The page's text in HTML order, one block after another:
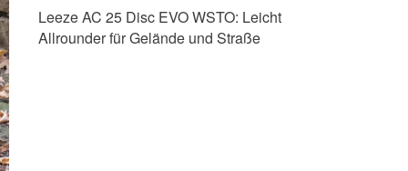
Leeze AC 25 Disc EVO WSTO: Leicht
Allrounder für Gelände und Straße